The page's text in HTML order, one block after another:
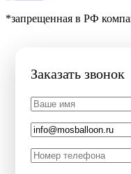
*запрещенная в РФ
Заказать звонок